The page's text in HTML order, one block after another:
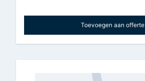
Toevoegen aan offerte